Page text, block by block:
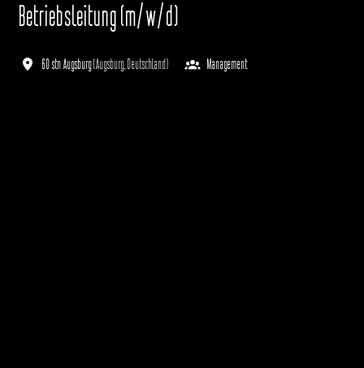
Betriebsleitung (m/w/d)
60 stn Augsburg(Augsburg Deutschland) Management